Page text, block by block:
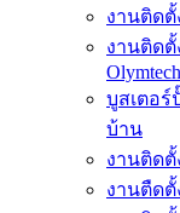
งานติดตั้
งานติดตั้
Olymtech
บูสเตอร์
บ้าน
งานติดตั้
งานตืดตั้